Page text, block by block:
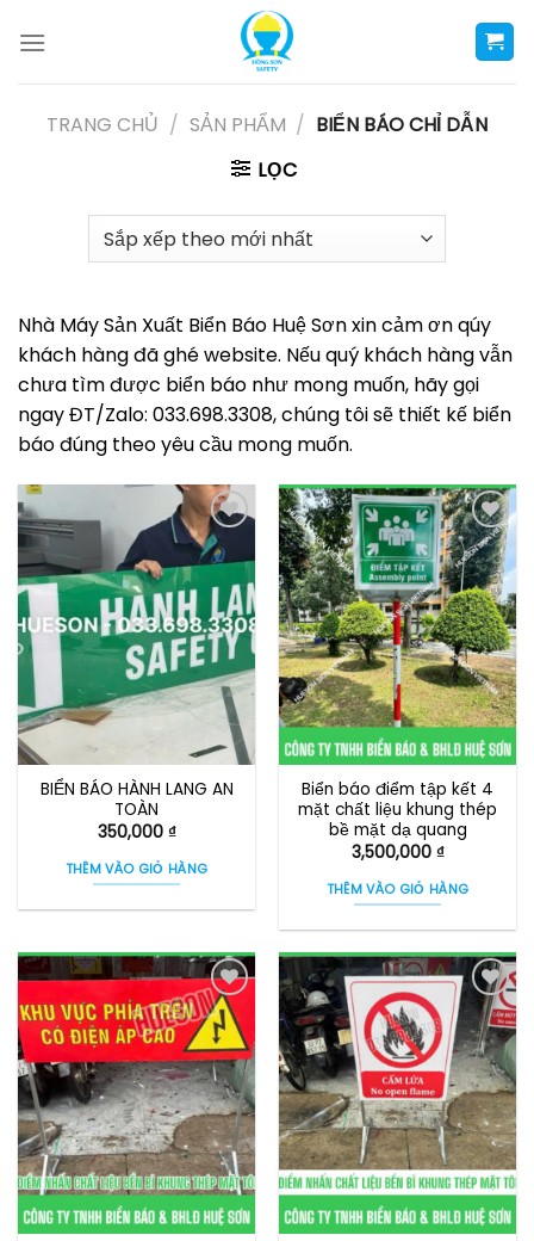
TRANG CHỦ / SẢN PHẨM / BIỂN BÁO CHỈ DẪN
LỌC
Nhà Máy Sản Xuất Biển Báo Huệ Sơn xin cảm ơn qúy
khách hàng đã ghé website. Nếu quý khách hàng vẫn
chưa tìm được biển báo như mong muốn, hãy gọi
ngay ĐT/Zalo: 033.698.3308, chúng tôi sẽ thiết kế biển
báo đúng theo yêu cầu mong muốn.
BIỂN BÁO HÀNH LANG AN
TOÀN
350,000 ₫
THÊM VÀO GIỎ HÀNG
Biển báo điểm tập kết 4
mặt chất liệu khung thép
bề mặt dạ quang
3,500,000 ₫
THÊM VÀO GIỎ HÀNG